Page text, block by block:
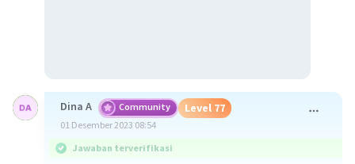
Dina A Community Level 77
01 Desember 2023 08:54
Jawaban terverifikasi